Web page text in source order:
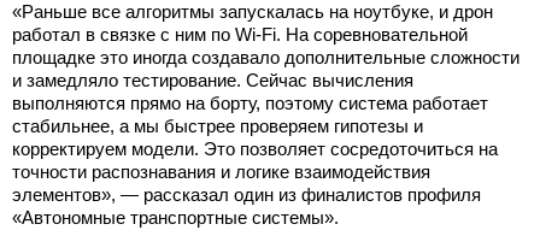
«Раньше все алгоритмы запускалась на ноутбуке, и дрон
работал в связке с ним по Wi-Fi. На соревновательной
площадке это иногда создавало дополнительные сложности
и замедляло тестирование. Сейчас вычисления
выполняются прямо на борту, поэтому система работает
стабильнее, а мы быстрее проверяем гипотезы и
корректируем модели. Это позволяет сосредоточиться на
точности распознавания и логике взаимодействия
элементов», — рассказал один из финалистов профиля
«Автономные транспортные системы».